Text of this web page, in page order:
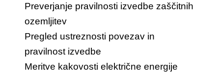
Preverjanje pravilnosti izvedbe zaščitnih
ozemljitev
Pregled ustreznosti povezav in
pravilnost izvedbe
Meritve kakovosti električne energije